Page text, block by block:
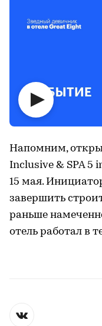
Напомним,
Inclusive & SPA 5
15 мая.
завершить
раньше
отель работал в